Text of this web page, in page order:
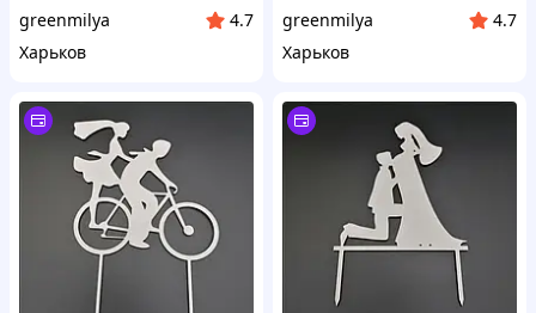
greenmilya
4.7
Харьков
greenmilya
4.7
Харьков